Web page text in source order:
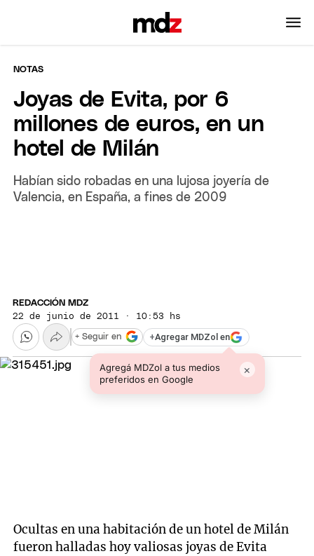
NOTAS
Joyas de Evita, por 6
millones de euros, en un
hotel de Milán
Habían sido robadas en una lujosa joyería de
Valencia, en España, a fines de 2009
REDACCIÓN MDZ
22 de junio de 2011 · 10:53 hs
+Agregar MDZol en
Agregá MDZol a tus medios
preferidos en Google
×
+ Seguir en
Ocultas en una habitación de un hotel de Milán
fueron halladas hoy valiosas joyas de Evita